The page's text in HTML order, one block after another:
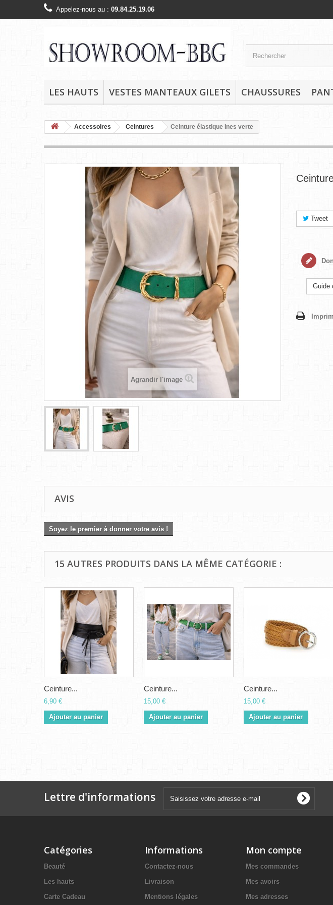
Appelez-nous au : 09.84.25.19.06
LES HAUTS VESTES MANTEAUX GILETS CHAUSSURES
Accessoires Ceintures Ceinture élastique Ines verte
Agrandir l'image
Tweet
Guide
AVIS
Soyez le premier à donner votre avis !
15 AUTRES PRODUITS DANS LA MÊME CATÉGORIE :
Ceinture...
6,90 €
Ajouter au panier
Ceinture...
15,00 €
Ajouter au panier
Ceinture...
15,00 €
Ajouter au panier
Lettre d'informations
Catégories
Beauté
Les hauts
Carte Cadeau
Informations
Contactez-nous
Livraison
Mentions légales
Mon compte
Mes commandes
Mes avoirs
Mes adresses